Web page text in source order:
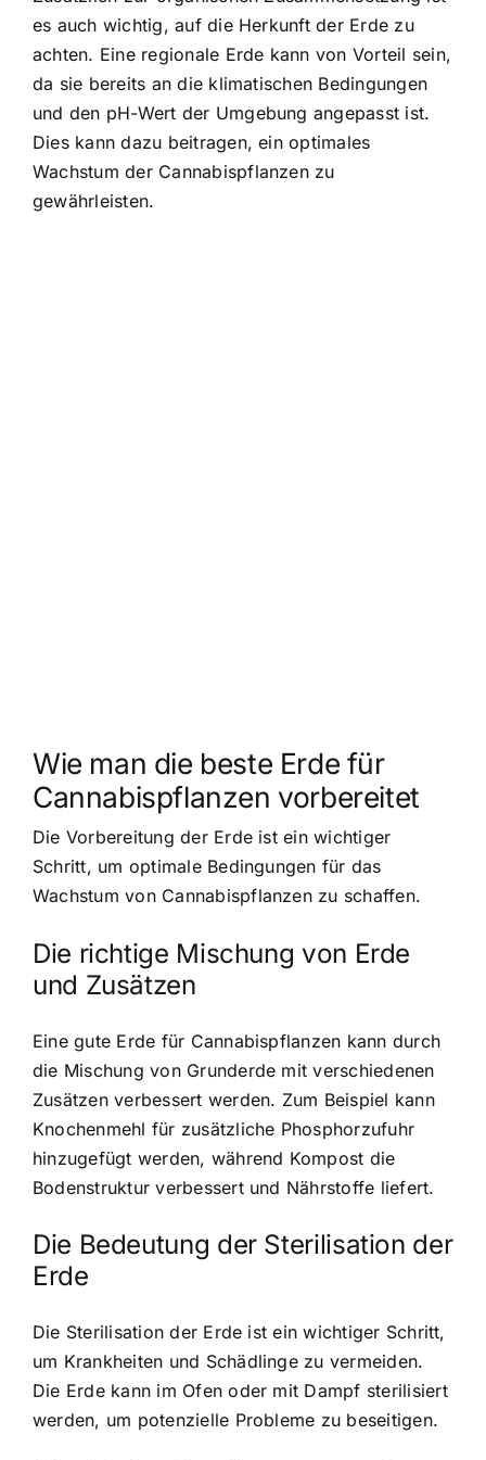
es auch wichtig, auf die Herkunft der Erde zu
achten. Eine regionale Erde kann von Vorteil sein,
da sie bereits an die klimatischen Bedingungen
und den pH-Wert der Umgebung angepasst ist.
Dies kann dazu beitragen, ein optimales
Wachstum der Cannabispflanzen zu
gewährleisten.
Wie man die beste Erde für
Cannabispflanzen vorbereitet
Die Vorbereitung der Erde ist ein wichtiger
Schritt, um optimale Bedingungen für das
Wachstum von Cannabispflanzen zu schaffen.
Die richtige Mischung von Erde
und Zusätzen
Eine gute Erde für Cannabispflanzen kann durch
die Mischung von Grunderde mit verschiedenen
Zusätzen verbessert werden. Zum Beispiel kann
Knochenmehl für zusätzliche Phosphorzufuhr
hinzugefügt werden, während Kompost die
Bodenstruktur verbessert und Nährstoffe liefert.
Die Bedeutung der Sterilisation der
Erde
Die Sterilisation der Erde ist ein wichtiger Schritt,
um Krankheiten und Schädlinge zu vermeiden.
Die Erde kann im Ofen oder mit Dampf sterilisiert
werden, um potenzielle Probleme zu beseitigen.